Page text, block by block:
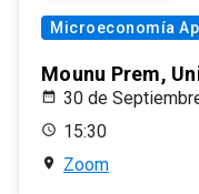
Microeconomía
Mounu Prem,
30 de
15:30
Zoom